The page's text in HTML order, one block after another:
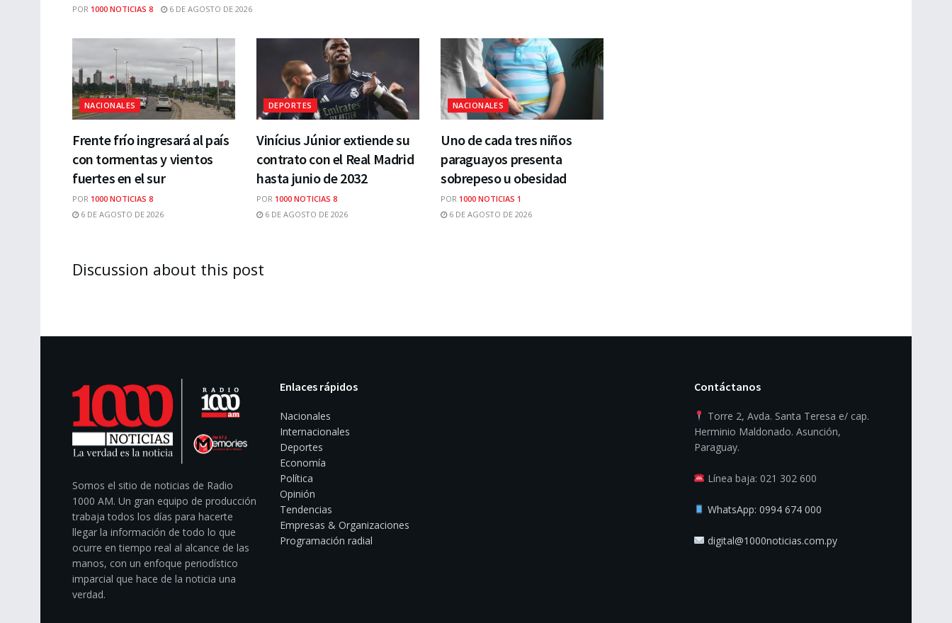
POR 1000 NOTICIAS 8 6 DE AGOSTO DE 2026
NACIONALES
Frente frío ingresará al país
con tormentas y vientos
fuertes en el sur
POR 1000 NOTICIAS 8
6 DE AGOSTO DE 2026
DEPORTES
Vinícius Júnior extiende su
contrato con el Real Madrid
hasta junio de 2032
POR 1000 NOTICIAS 8
6 DE AGOSTO DE 2026
NACIONALES
Uno de cada tres niños
paraguayos presenta
sobrepeso u obesidad
POR 1000 NOTICIAS 1
6 DE AGOSTO DE 2026
Discussion about this post
Somos el sitio de noticias de Radio
1000 AM. Un gran equipo de producción
trabaja todos los días para hacerte
llegar la información de todo lo que
ocurre en tiempo real al alcance de las
manos, con un enfoque periodístico
imparcial que hace de la noticia una
verdad.
Enlaces rápidos
Nacionales
Internacionales
Deportes
Economía
Política
Opinión
Tendencias
Empresas & Organizaciones
Programación radial
Contáctanos
Torre 2, Avda. Santa Teresa e/ cap.
Herminio Maldonado. Asunción,
Paraguay.
Línea baja: 021 302 600
WhatsApp: 0994 674 000
digital@1000noticias.com.py